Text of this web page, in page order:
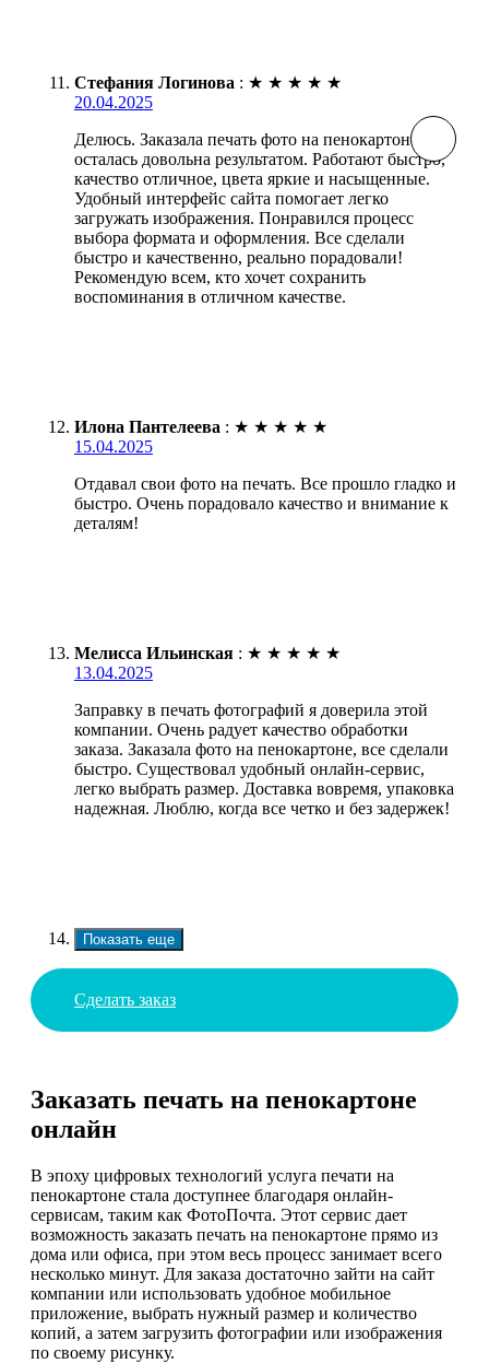
Стефания Логинова : ★ ★ ★ ★ ★
20.04.2025
Делюсь. Заказала печать фото на пенокартоне,
осталась довольна результатом. Работают быстро,
качество отличное, цвета яркие и насыщенные.
Удобный интерфейс сайта помогает легко
загружать изображения. Понравился процесс
выбора формата и оформления. Все сделали
быстро и качественно, реально порадовали!
Рекомендую всем, кто хочет сохранить
воспоминания в отличном качестве.
Илона Пантелеева : ★ ★ ★ ★ ★
15.04.2025
Отдавал свои фото на печать. Все прошло гладко и
быстро. Очень порадовало качество и внимание к
деталям!
Мелисса Ильинская : ★ ★ ★ ★ ★
13.04.2025
Заправку в печать фотографий я доверила этой
компании. Очень радует качество обработки
заказа. Заказала фото на пенокартоне, все сделали
быстро. Существовал удобный онлайн-сервис,
легко выбрать размер. Доставка вовремя, упаковка
надежная. Люблю, когда все четко и без задержек!
Показать еще
Сделать заказ
Заказать печать на пенокартоне
онлайн
В эпоху цифровых технологий услуга печати на
пенокартоне стала доступнее благодаря онлайн-
сервисам, таким как ФотоПочта. Этот сервис дает
возможность заказать печать на пенокартоне прямо из
дома или офиса, при этом весь процесс занимает всего
несколько минут. Для заказа достаточно зайти на сайт
компании или использовать удобное мобильное
приложение, выбрать нужный размер и количество
копий, а затем загрузить фотографии или изображения
по своему рисунку.